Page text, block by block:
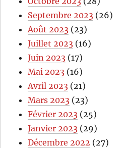
Septembre 2023 (26)
Août 2023 (23)
Juillet 2023 (16)
Juin 2023 (17)
Mai 2023 (16)
Avril 2023 (21)
Mars 2023 (23)
Février 2023 (25)
Janvier 2023 (29)
Décembre 2022 (27)